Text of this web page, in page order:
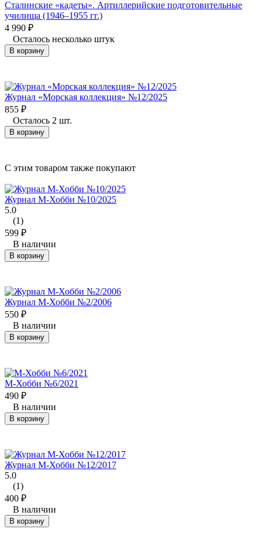
Сталинские «кадеты». Артиллерийские подготовительные
училища (1946–1955 гг.)
4 990 ₽
Осталось несколько штук
В корзину
Журнал «Морская коллекция» №12/2025
855 ₽
Осталось 2 шт.
В корзину
C этим товаром также покупают
Журнал М-Хобби №10/2025
5.0
(1)
599 ₽
В наличии
В корзину
Журнал М-Хобби №2/2006
550 ₽
В наличии
В корзину
М-Хобби №6/2021
490 ₽
В наличии
В корзину
Журнал М-Хобби №12/2017
5.0
(1)
400 ₽
В наличии
В корзину